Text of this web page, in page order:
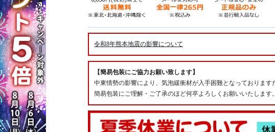
令和8年熊本地震の影響について
【簡易包装にご協力お願い致します】
中東情勢の影響により、気泡緩衝材が入手困難となっております
簡易包装にご理解・ご了承のほど何卒よろしくお願いいたします。